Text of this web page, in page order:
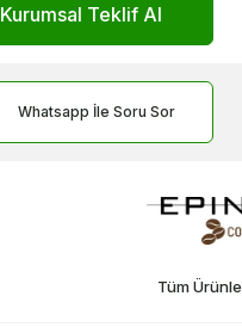
Kurumsal Teklif Al
Whatsapp İle Soru Sor
Tüm